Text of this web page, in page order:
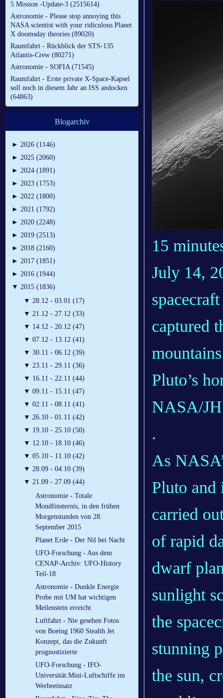
5 Mission -Update-3 (2515614)
Astronomie - Please stop annoying this
NASA scientist with your ridiculous Planet
X doomsday theories (89020)
Raumfahrt - Rückblick der STS-135
Atlantis-Crew (80271)
Astronomie - SOFIA (71545)
Raumfahrt - Erste private X-Space-Kapsel
soll noch in diesem Jahr an ISS andocken
(64863)
Blogarchiv
► 2026 (1146)
► 2025 (2060)
► 2024 (1891)
► 2023 (1753)
► 2022 (1800)
► 2021 (1792)
► 2020 (2248)
► 2019 (2513)
► 2018 (2160)
► 2017 (1851)
► 2016 (1944)
▼ 2015 (1836)
▼ 28.12 - 03.01 (17)
▼ 21.12 - 27.12 (33)
▼ 14.12 - 20.12 (47)
▼ 07.12 - 13.12 (41)
▼ 30.11 - 06.12 (39)
▼ 23.11 - 29.11 (36)
▼ 16.11 - 22.11 (44)
▼ 09.11 - 15.11 (47)
▼ 02.11 - 08.11 (41)
▼ 26.10 - 01.11 (42)
▼ 19.10 - 25.10 (50)
▼ 12.10 - 18.10 (46)
▼ 05.10 - 11.10 (42)
▼ 28.09 - 04.10 (39)
▼ 21.09 - 27.09 (44)
Astronomie - Totale
Mondfinsternis, in den frühen
Morgenstunden von 28.
September 2015
Planet Erde - Der Nil bei Nacht
UFO-Forschung - Aus dem
CENAP-Archiv: UFO-History
Teil-18
Astronomie - Dunkle Energie
Probe mit UM hat wichtigen
Meilenstein erreicht
Luftfahrt - Nie gesehen Fotos
von Boeing 1960 Stealth Jet
Konzept, das die Zukunft
prognostizierte
UFO-Forschung - IFO-
Universität:Mini-Luftschiffe im
Werbeeinsatz
15
July 14,
captured
Pluto’s
NASA/
.
As
Pluto and
carried
of rapid
dwarf
sunlight
the
stunning
the sun,